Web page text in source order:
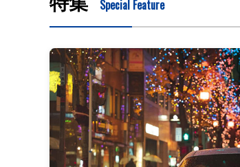
Special Feature